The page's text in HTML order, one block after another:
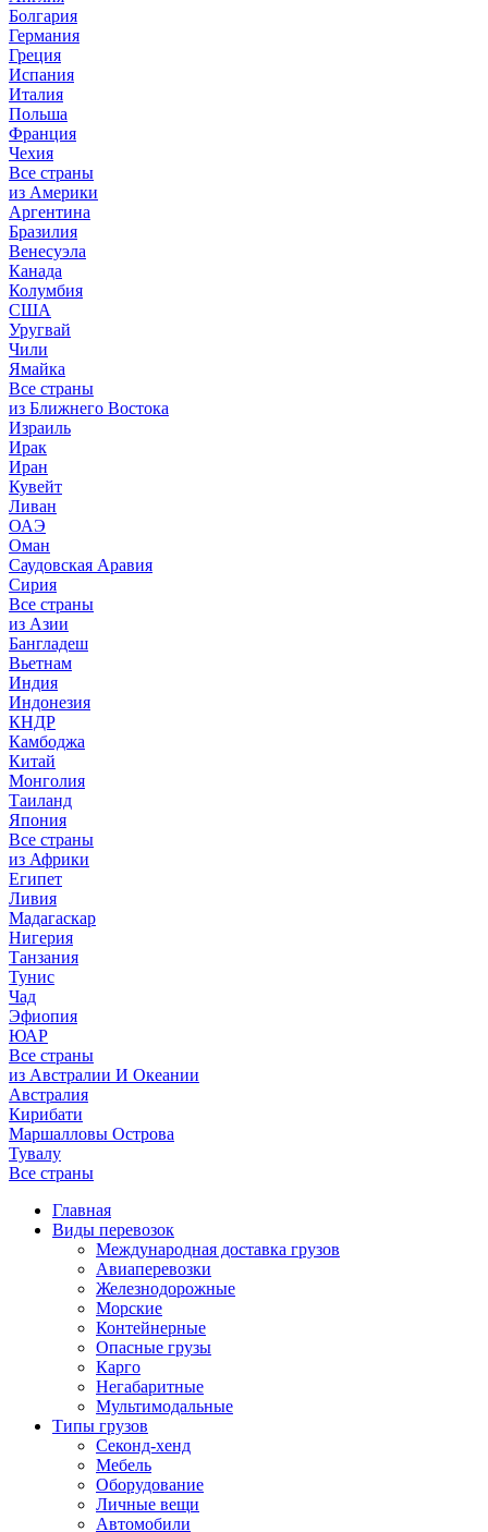
Болгария
Германия
Греция
Испания
Италия
Польша
Франция
Чехия
Все страны
из Америки
Аргентина
Бразилия
Венесуэла
Канада
Колумбия
США
Уругвай
Чили
Ямайка
Все страны
из Ближнего Востока
Израиль
Ирак
Иран
Кувейт
Ливан
ОАЭ
Оман
Саудовская Аравия
Сирия
Все страны
из Азии
Бангладеш
Вьетнам
Индия
Индонезия
КНДР
Камбоджа
Китай
Монголия
Таиланд
Япония
Все страны
из Африки
Египет
Ливия
Мадагаскар
Нигерия
Танзания
Тунис
Чад
Эфиопия
ЮАР
Все страны
из Австралии И Океании
Австралия
Кирибати
Маршалловы Острова
Тувалу
Все страны
Главная
Виды перевозок
Международная доставка грузов
Авиаперевозки
Железнодорожные
Морские
Контейнерные
Опасные грузы
Карго
Негабаритные
Мультимодальные
Типы грузов
Секонд-хенд
Мебель
Оборудование
Личные вещи
Автомобили